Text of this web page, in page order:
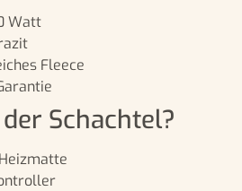
Watt
Fleece
Schachtel?